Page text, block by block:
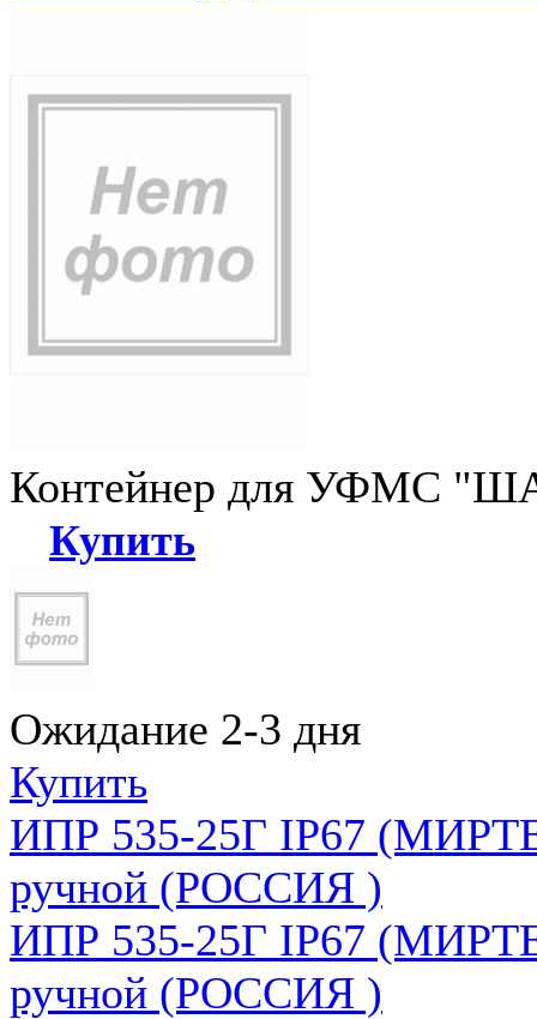
Контейнер для УФМС
Купить
Ожидание 2-3 дня
Купить
ИПР 535-25Г IP67
ручной (РОССИЯ )
ИПР 535-25Г IP67
ручной (РОССИЯ )